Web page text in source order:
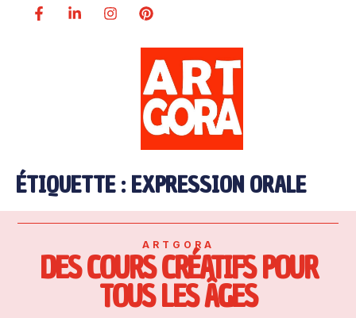
ÉTIQUETTE : EXPRESSION ORALE
ARTGORA
DES COURS CRÉATIFS POUR
TOUS LES ÂGES